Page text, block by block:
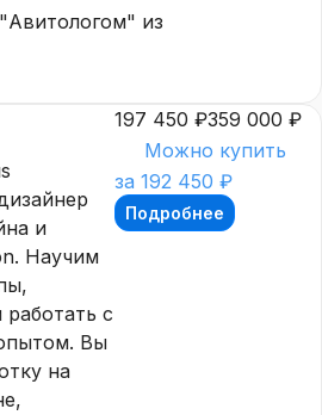
из
и
Научим
с
Вы
на
197 450 ₽359 000 ₽
Можно купить
за 192 450 ₽
Подробнее